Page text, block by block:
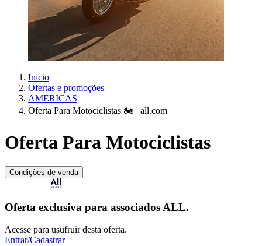
Inicio
Ofertas e promoções
AMERICAS
Oferta Para Motociclistas 🏍️ | all.com
Oferta Para Motociclistas
Condições de venda
Oferta exclusiva para associados ALL.
Acesse para usufruir desta oferta.
Entrar/Cadastrar